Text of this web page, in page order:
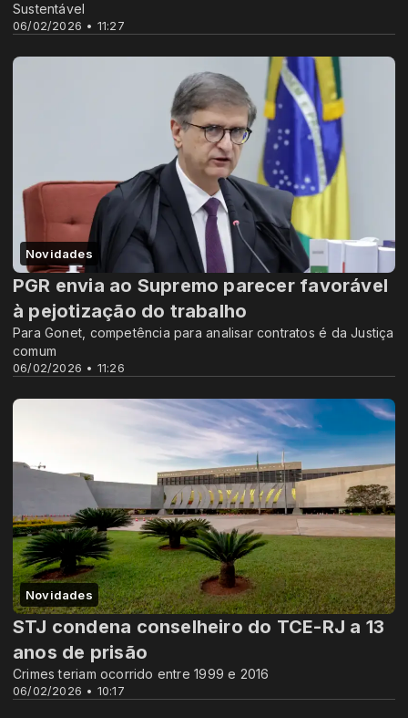
06/02/2026 • 11:27
Sustentável
Novidades
06/02/2026 • 11:26
PGR envia ao Supremo parecer favorável
à pejotização do trabalho
Para Gonet, competência para analisar contratos é da Justiça
comum
Novidades
06/02/2026 • 10:17
STJ condena conselheiro do TCE-RJ a 13
anos de prisão
Crimes teriam ocorrido entre 1999 e 2016